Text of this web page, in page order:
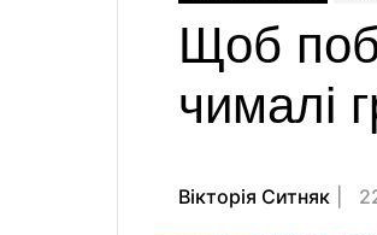
Щоб
чималі
Вікторія Ситняк